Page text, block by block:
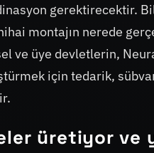
gerektirecektir.
montajın nerede
ve üye devletlerin,
için tedarik,
üretiyor ve